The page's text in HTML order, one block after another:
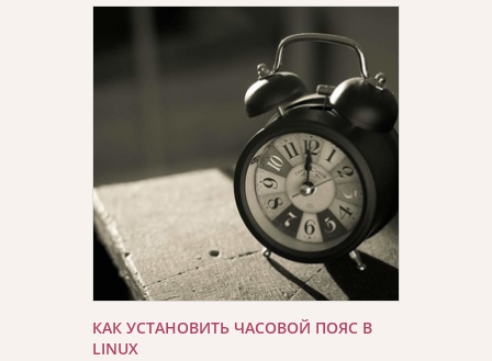
КАК УСТАНОВИТЬ ЧАСОВОЙ ПОЯС В
LINUX